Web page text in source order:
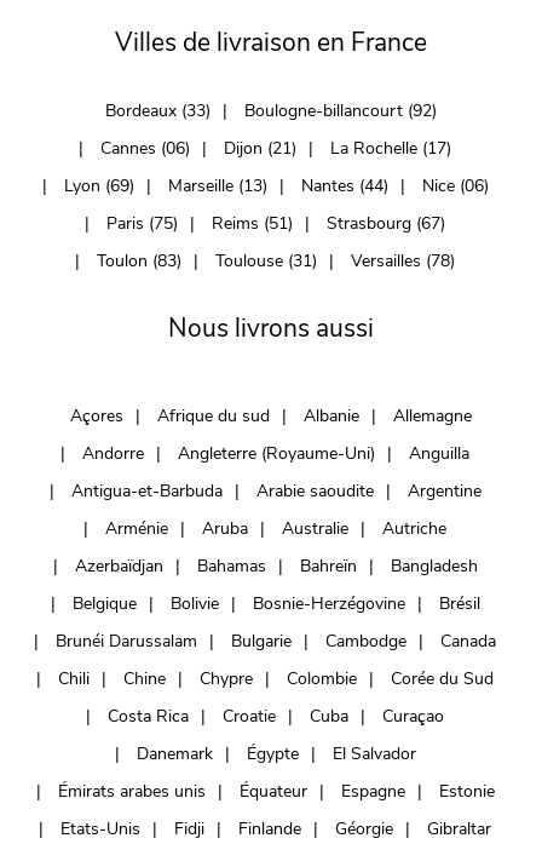
Villes de livraison en France
Bordeaux (33)
Boulogne-billancourt (92)
Cannes (06)
Dijon (21)
La Rochelle (17)
Lyon (69)
Marseille (13) Nantes (44)
Nice (06)
Paris (75)
Reims (51)
Strasbourg (67)
Toulon (83)
Toulouse (31) Versailles (78)
Nous livrons aussi
Açores Afrique du sud Albanie
Allemagne
Andorre
Angleterre (Royaume-Uni)
Anguilla
Antigua-et-Barbuda
Arabie saoudite
Argentine
Arménie
Aruba Australie
Autriche
Azerbaïdjan
Bahamas Bahreïn
Bangladesh
Belgique
Bolivie Bosnie-Herzégovine
Brésil
Brunéi Darussalam
Bulgarie Cambodge
Canada
Chili
Chine Chypre Colombie
Corée du Sud
Costa Rica
Croatie Cuba
Curaçao
Danemark
Égypte
El Salvador
Émirats arabes unis
Équateur Espagne
Estonie
Etats-Unis
Fidji Finlande Géorgie
Gibraltar